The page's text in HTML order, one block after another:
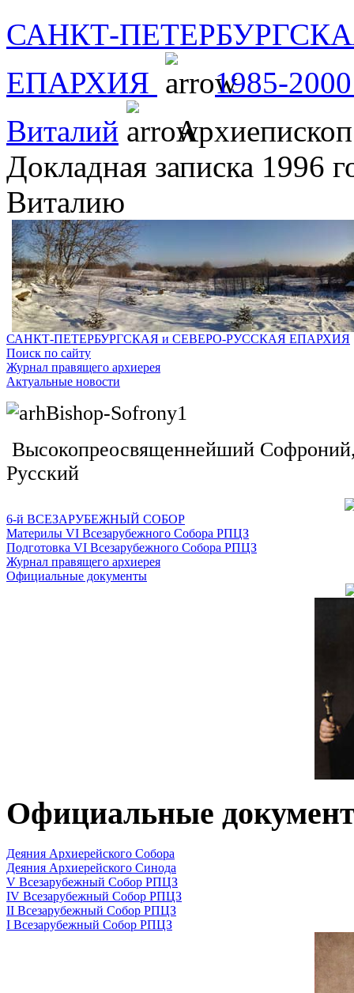
САНКТ-
ЕПАРХИЯ
1985-
Виталий
Докладная записка 1996
Виталию
САНКТ-ПЕТЕРБУРГСКАЯ и СЕВЕРО-РУССКАЯ ЕПАРХИЯ
Поиск по сайту
Журнал правящего архиерея
Актуальные новости
Высокопреосвященнейший
Русский
6-й ВСЕЗАРУБЕЖНЫЙ СОБОР
Материлы VI Всезарубежного Собора РПЦЗ
Подготовка VI Всезарубежного Собора РПЦЗ
Журнал правящего архиерея
Официальные документы
Официальные
Деяния Архиерейского Собора
Деяния Архиерейского Синода
V Всезарубежный Собор РПЦЗ
IV Всезарубежный Собор РПЦЗ
II Всезарубежный Собор РПЦЗ
I Всезарубежный Собор РПЦЗ